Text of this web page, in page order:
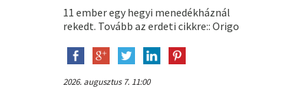
11 ember egy hegyi menedékháznál
rekedt. Tovább az erdeti cikkre:: Origo
2026. augusztus 7. 11:00